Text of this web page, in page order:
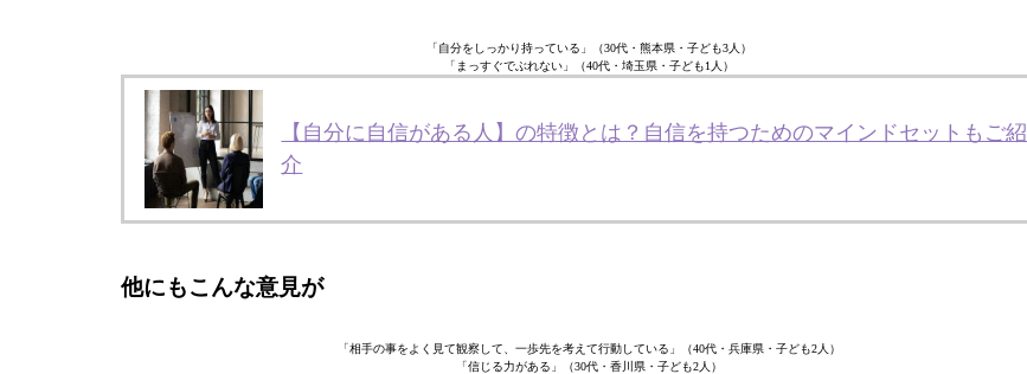
「自分をしっかり持っている」（30代・熊本県・子ども3人）
「まっすぐでぶれない」（40代・埼玉県・子ども1人）
【自分に自信がある人】の特徴とは？自信を持つためのマインドセットもご紹
介
他にもこんな意見が
「相手の事をよく見て観察して、一歩先を考えて行動している」（40代・兵庫県・子ども2人）
「信じる力がある」（30代・香川県・子ども2人）